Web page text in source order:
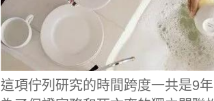
這項佇列研究的時間跨度一共是9年